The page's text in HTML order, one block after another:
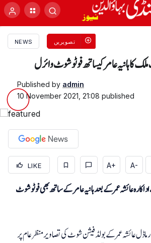
NEWS تصویریں
کا ہانیہ عامر کیساتھ فوٹوشوٹ وائرل
Published by admin
10 November 2021, 21:08 published
LIKE A+ A-
عائشہ عمر کے بعد ہانیہ عامر کے ساتھ بھی فوٹو شوٹ
عائشہ عمر کے بولڈ فیشن شوٹ کی تصاویر منظر عام پر